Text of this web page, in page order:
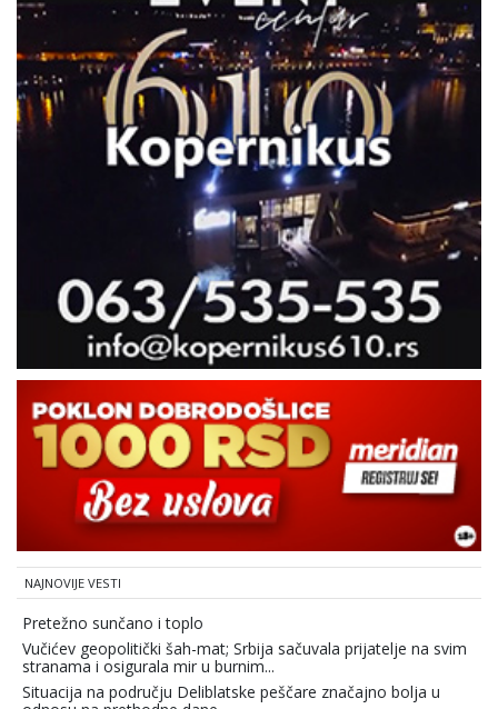
NAJNOVIJE VESTI
Pretežno sunčano i toplo
Vučićev geopolitički šah-mat; Srbija sačuvala prijatelje na svim
stranama i osigurala mir u burnim...
Situacija na području Deliblatske peščare značajno bolja u